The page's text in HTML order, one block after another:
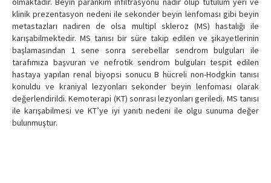
klinik prezentasyon nedeni ile sekonder beyin lenfoması gibi beyin
metastazları nadiren de olsa multipl skleroz (MS) hastalığı ile
karışabilmektedir. MS tanısı bir süre takip edilen ve şikayetlerinin
başlamasından 1 sene sonra serebellar sendrom bulguları ile
tarafımıza başvuran ve nefrotik sendrom bulguları tespit edilen
hastaya yapılan renal biyopsi sonucu B hücreli non-Hodgkin tanısı
konuldu ve kraniyal lezyonları sekonder beyin lenfoması olarak
değerlendirildi. Kemoterapi (KT) sonrası lezyonları geriledi. MS tanısı
ile karışabilmesi ve KT’ye iyi yanıtı nedeni ile olgu sunuma değer
bulunmuştur.